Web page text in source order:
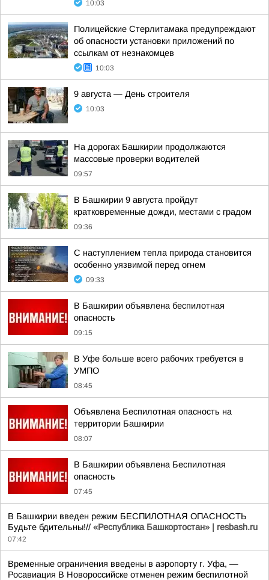
10:03
Полицейские Стерлитамака предупреждают
об опасности установки приложений по
ссылкам от незнакомцев
10:03
9 августа — День строителя
10:03
На дорогах Башкирии продолжаются
массовые проверки водителей
09:57
В Башкирии 9 августа пройдут
кратковременные дожди, местами с градом
09:36
С наступлением тепла природа становится
особенно уязвимой перед огнем
09:33
В Башкирии объявлена беспилотная
опасность
09:15
В Уфе больше всего рабочих требуется в
УМПО
08:45
Объявлена Беспилотная опасность на
территории Башкирии
08:07
В Башкирии объявлена Беспилотная
опасность
07:45
В Башкирии введен режим БЕСПИЛОТНАЯ ОПАСНОСТЬ
Будьте бдительны!// «Республика Башкортостан» | resbash.ru
07:42
Временные ограничения введены в аэропорту г. Уфа, —
Росавиация В Новороссийске отменен режим беспилотной